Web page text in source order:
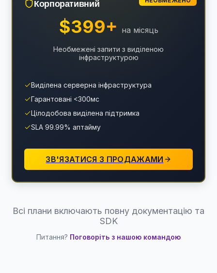
Корпоративний
$399+ на місяць
Необмежені запити з виділеною
інфраструктурою
Виділена серверна інфраструктура
Гарантовані <300мс
Цілодобова виділена підтримка
SLA 99.99% аптайму
ЗВ'ЯЗАТИСЯ З ПРОДАЖАМИ
Всі плани включають повну документацію та
SDK
Питання? Поговоріть з нашою командою